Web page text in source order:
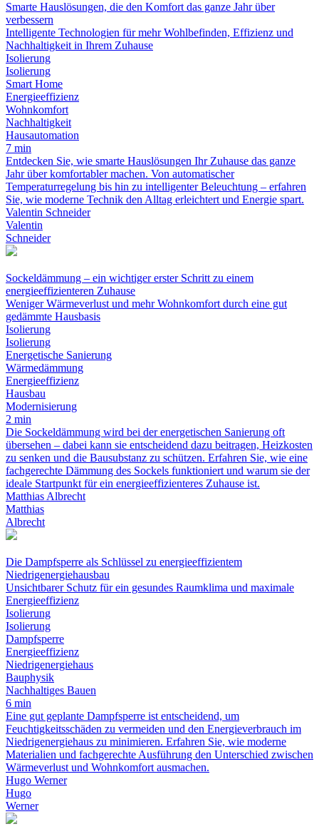
Smarte Hauslösungen, die den Komfort das ganze Jahr über
verbessern
Intelligente Technologien für mehr Wohlbefinden, Effizienz und
Nachhaltigkeit in Ihrem Zuhause
Isolierung
Isolierung
Smart Home
Energieeffizienz
Wohnkomfort
Nachhaltigkeit
Hausautomation
7 min
Entdecken Sie, wie smarte Hauslösungen Ihr Zuhause das ganze
Jahr über komfortabler machen. Von automatischer
Temperaturregelung bis hin zu intelligenter Beleuchtung – erfahren
Sie, wie moderne Technik den Alltag erleichtert und Energie spart.
Valentin Schneider
Valentin
Schneider
Sockeldämmung – ein wichtiger erster Schritt zu einem
energieeffizienteren Zuhause
Weniger Wärmeverlust und mehr Wohnkomfort durch eine gut
gedämmte Hausbasis
Isolierung
Isolierung
Energetische Sanierung
Wärmedämmung
Energieeffizienz
Hausbau
Modernisierung
2 min
Die Sockeldämmung wird bei der energetischen Sanierung oft
übersehen – dabei kann sie entscheidend dazu beitragen, Heizkosten
zu senken und die Bausubstanz zu schützen. Erfahren Sie, wie eine
fachgerechte Dämmung des Sockels funktioniert und warum sie der
ideale Startpunkt für ein energieeffizienteres Zuhause ist.
Matthias Albrecht
Matthias
Albrecht
Die Dampfsperre als Schlüssel zu energieeffizientem
Niedrigenergiehausbau
Unsichtbarer Schutz für ein gesundes Raumklima und maximale
Energieeffizienz
Isolierung
Isolierung
Dampfsperre
Energieeffizienz
Niedrigenergiehaus
Bauphysik
Nachhaltiges Bauen
6 min
Eine gut geplante Dampfsperre ist entscheidend, um
Feuchtigkeitsschäden zu vermeiden und den Energieverbrauch im
Niedrigenergiehaus zu minimieren. Erfahren Sie, wie moderne
Materialien und fachgerechte Ausführung den Unterschied zwischen
Wärmeverlust und Wohnkomfort ausmachen.
Hugo Werner
Hugo
Werner